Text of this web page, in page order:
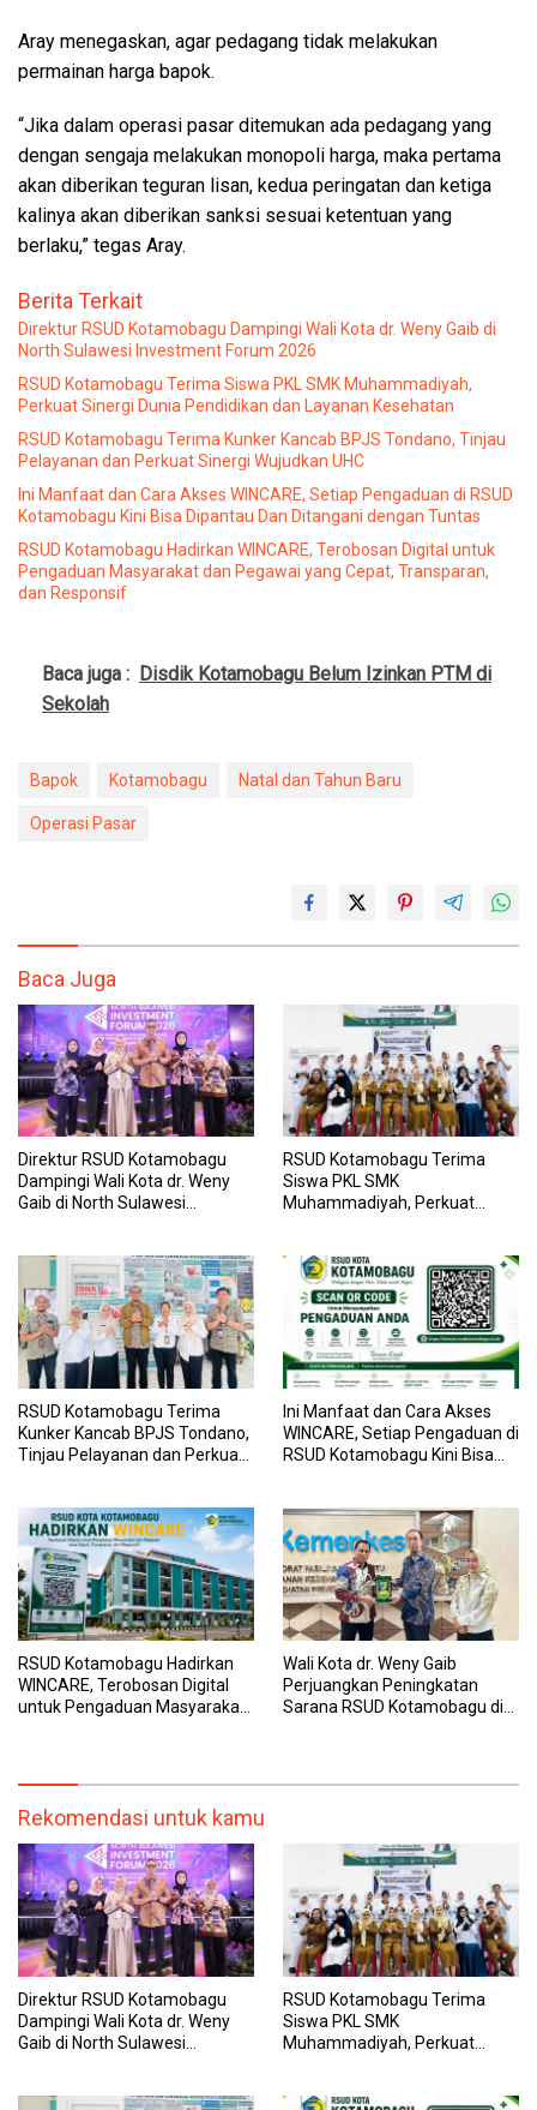
Aray menegaskan, agar pedagang tidak melakukan
permainan harga bapok.
“Jika dalam operasi pasar ditemukan ada pedagang yang
dengan sengaja melakukan monopoli harga, maka pertama
akan diberikan teguran lisan, kedua peringatan dan ketiga
kalinya akan diberikan sanksi sesuai ketentuan yang
berlaku,” tegas Aray.
Berita Terkait
Direktur RSUD Kotamobagu Dampingi Wali Kota dr. Weny Gaib di
North Sulawesi Investment Forum 2026
RSUD Kotamobagu Terima Siswa PKL SMK Muhammadiyah,
Perkuat Sinergi Dunia Pendidikan dan Layanan Kesehatan
RSUD Kotamobagu Terima Kunker Kancab BPJS Tondano, Tinjau
Pelayanan dan Perkuat Sinergi Wujudkan UHC
Ini Manfaat dan Cara Akses WINCARE, Setiap Pengaduan di RSUD
Kotamobagu Kini Bisa Dipantau Dan Ditangani dengan Tuntas
RSUD Kotamobagu Hadirkan WINCARE, Terobosan Digital untuk
Pengaduan Masyarakat dan Pegawai yang Cepat, Transparan,
dan Responsif
Baca juga : Disdik Kotamobagu Belum Izinkan PTM di
Sekolah
Bapok Kotamobagu Natal dan Tahun Baru
Operasi Pasar
Baca Juga
Direktur RSUD Kotamobagu
Dampingi Wali Kota dr. Weny
Gaib di North Sulawesi
RSUD Kotamobagu Terima
Siswa PKL SMK
Muhammadiyah, Perkuat
RSUD Kotamobagu Terima
Kunker Kancab BPJS Tondano,
Tinjau Pelayanan dan Perkuat
Ini Manfaat dan Cara Akses
WINCARE, Setiap Pengaduan di
RSUD Kotamobagu Kini Bisa
RSUD Kotamobagu Hadirkan
WINCARE, Terobosan Digital
untuk Pengaduan Masyarakat
Wali Kota dr. Weny Gaib
Perjuangkan Peningkatan
Sarana RSUD Kotamobagu di
Rekomendasi untuk kamu
Direktur RSUD Kotamobagu
Dampingi Wali Kota dr. Weny
Gaib di North Sulawesi
RSUD Kotamobagu Terima
Siswa PKL SMK
Muhammadiyah, Perkuat